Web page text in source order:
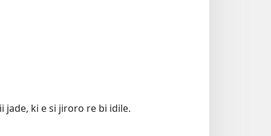
jade, ki e si jiroro re bi idile.